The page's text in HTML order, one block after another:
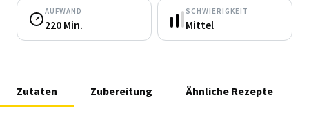
AUFWAND
220 Min.
SCHWIERIGKEIT
Mittel
Zutaten Zubereitung Ähnliche Rezepte